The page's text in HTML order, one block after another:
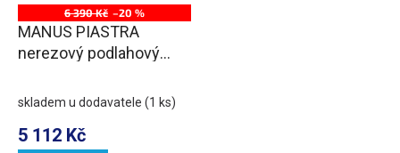
6 390 Kč –20 %
MANUS PIASTRA
nerezový podlahový
dlažbu, L-650, DN50
skladem u dodavatele (1 ks)
5 112 Kč